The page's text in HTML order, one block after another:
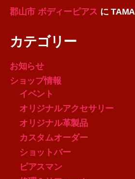
郡山市 ボディーピアス にTAMA
カテゴリー
お知らせ
ショップ情報
イベント
オリジナルアクセサリー
オリジナル革製品
カスタムオーダー
ショットバー
ピアスマン